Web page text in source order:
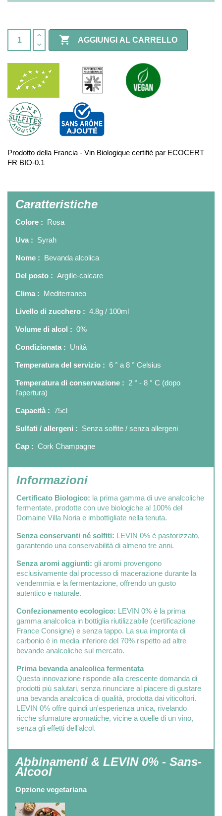
 AGGIUNGI AL CARRELLO
Prodotto della Francia - Vin Biologique certifié par ECOCERT
FR BIO-0.1
Caratteristiche
Colore : Rosa
Uva : Syrah
Nome : Bevanda alcolica
Del posto : Argille-calcare
Clima : Mediterraneo
Livello di zucchero : 4.8g / 100ml
Volume di alcol : 0%
Condizionata : Unità
Temperatura del servizio : 6 ° a 8 ° Celsius
Temperatura di conservazione : 2 ° - 8 ° C (dopo
l'apertura)
Capacità : 75cl
Sulfati / allergeni : Senza solfite / senza allergeni
Cap : Cork Champagne
Informazioni
Certificato Biologico: la prima gamma di uve analcoliche
fermentate, prodotte con uve biologiche al 100% del
Domaine Villa Noria e imbottigliate nella tenuta.
Senza conservanti né solfiti: LEVIN 0% è pastorizzato,
garantendo una conservabilità di almeno tre anni.
Senza aromi aggiunti: gli aromi provengono
esclusivamente dal processo di macerazione durante la
vendemmia e la fermentazione, offrendo un gusto
autentico e naturale.
Confezionamento ecologico: LEVIN 0% è la prima
gamma analcolica in bottiglia riutilizzabile (certificazione
France Consigne) e senza tappo. La sua impronta di
carbonio è in media inferiore del 70% rispetto ad altre
bevande analcoliche sul mercato.
Prima bevanda analcolica fermentata
Questa innovazione risponde alla crescente domanda di
prodotti più salutari, senza rinunciare al piacere di gustare
una bevanda analcolica di qualità, prodotta dai viticoltori.
LEVIN 0% offre quindi un'esperienza unica, rivelando
ricche sfumature aromatiche, vicine a quelle di un vino,
senza gli effetti dell'alcol.
Abbinamenti & LEVIN 0% - Sans-
Alcool
Opzione vegetariana